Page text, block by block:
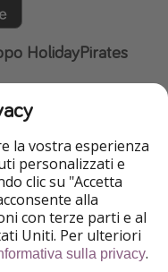
HolidayPirates
la vostra esperienza
personalizzati e
clic su "Accetta
alla
con terze parti e al
Uniti. Per ulteriori
sulla privacy.